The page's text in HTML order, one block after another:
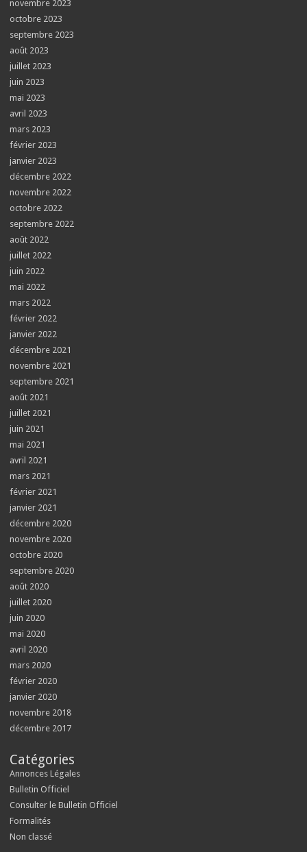
novembre 2023
octobre 2023
septembre 2023
août 2023
juillet 2023
juin 2023
mai 2023
avril 2023
mars 2023
février 2023
janvier 2023
décembre 2022
novembre 2022
octobre 2022
septembre 2022
août 2022
juillet 2022
juin 2022
mai 2022
mars 2022
février 2022
janvier 2022
décembre 2021
novembre 2021
septembre 2021
août 2021
juillet 2021
juin 2021
mai 2021
avril 2021
mars 2021
février 2021
janvier 2021
décembre 2020
novembre 2020
octobre 2020
septembre 2020
août 2020
juillet 2020
juin 2020
mai 2020
avril 2020
mars 2020
février 2020
janvier 2020
novembre 2018
décembre 2017
Catégories
Annonces Légales
Bulletin Officiel
Consulter le Bulletin Officiel
Formalités
Non classé